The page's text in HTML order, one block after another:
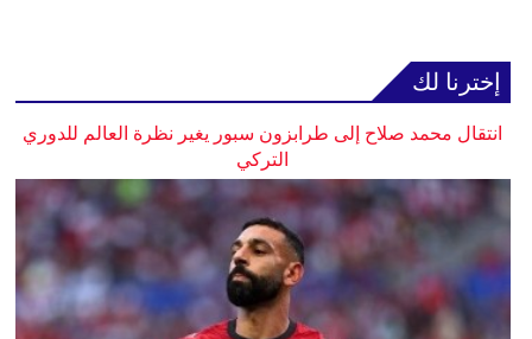
إخترنا لك
انتقال محمد صلاح إلى طرابزون سبور يغير نظرة العالم للدوري
التركي